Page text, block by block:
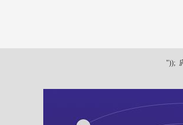
"));